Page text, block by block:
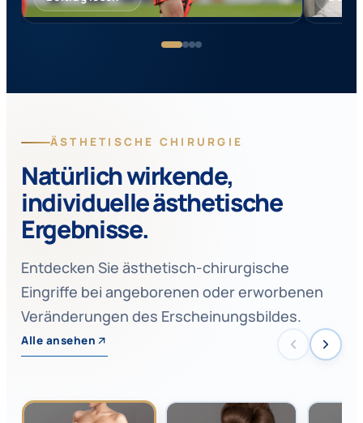
ÄSTHETISCHE CHIRURGIE
Natürlich wirkende,
individuelle ästhetische
Ergebnisse.
Entdecken Sie ästhetisch-chirurgische
Eingriffe bei angeborenen oder erworbenen
Veränderungen des Erscheinungsbildes.
Alle ansehen